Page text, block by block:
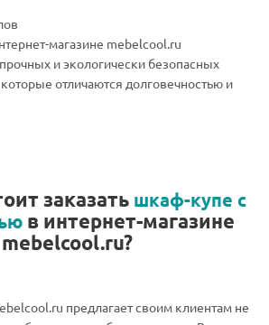
магазине mebelcool.ru
и экологически безопасных
отличаются долговечностью и
заказать шкаф-купе с
в интернет-магазине
mebelcool.ru?
предлагает своим клиентам не